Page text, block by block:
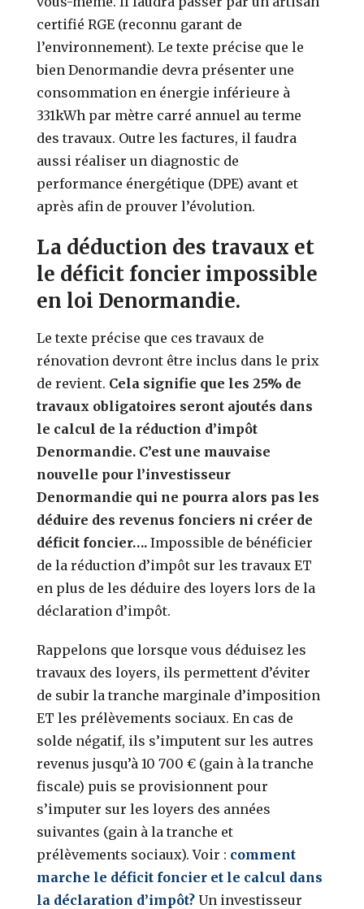
certifié RGE (reconnu garant de
l’environnement). Le texte précise que le
bien Denormandie devra présenter une
consommation en énergie inférieure à
331kWh par mètre carré annuel au terme
des travaux. Outre les factures, il faudra
aussi réaliser un diagnostic de
performance énergétique (DPE) avant et
après afin de prouver l’évolution.
La déduction des travaux et
le déficit foncier impossible
en loi Denormandie.
Le texte précise que ces travaux de
rénovation devront être inclus dans le prix
de revient. Cela signifie que les 25% de
travaux obligatoires seront ajoutés dans
le calcul de la réduction d’impôt
Denormandie. C’est une mauvaise
nouvelle pour l’investisseur
Denormandie qui ne pourra alors pas les
déduire des revenus fonciers ni créer de
déficit foncier…. Impossible de bénéficier
de la réduction d’impôt sur les travaux ET
en plus de les déduire des loyers lors de la
déclaration d’impôt.
Rappelons que lorsque vous déduisez les
travaux des loyers, ils permettent d’éviter
de subir la tranche marginale d’imposition
ET les prélèvements sociaux. En cas de
solde négatif, ils s’imputent sur les autres
revenus jusqu’à 10 700 € (gain à la tranche
fiscale) puis se provisionnent pour
s’imputer sur les loyers des années
suivantes (gain à la tranche et
prélèvements sociaux). Voir : comment
marche le déficit foncier et le calcul dans
la déclaration d’impôt? Un investisseur